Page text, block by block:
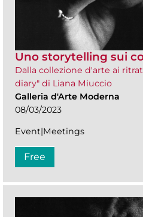
Uno storytelling sui
Dalla collezione d'arte ai
diary" di Liana Miuccio
Galleria d'Arte Moderna
08/03/2023
Event|Meetings
Free